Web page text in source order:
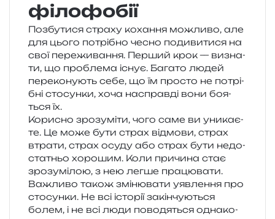
філофобії
Позбутися стра­ху коха­н­ня можли­во, але
для цього потрі­бно чесно поди­ви­ти­ся на
свої пере­жи­ва­н­ня. Перший крок — визна­
ти, що про­бле­ма існує. Багато людей
пере­ко­ну­ють себе, що їм про­сто не потрі­
бні сто­сун­ки, хоча насправ­ді вони боя­
ться їх.
Корисно зро­зу­мі­ти, чого саме ви уни­ка­є­
те. Це може бути страх від­мо­ви, страх
втра­ти, страх осуду або страх бути недо­
ста­тньо хоро­шим. Коли при­чи­на стає
зро­зумі­лою, з нею легше працювати.
Важливо також змі­ню­ва­ти уяв­ле­н­ня про
сто­сун­ки. Не всі істо­рії закін­чу­ю­ться
болем, і не всі люди пово­дя­ться одна­ко­